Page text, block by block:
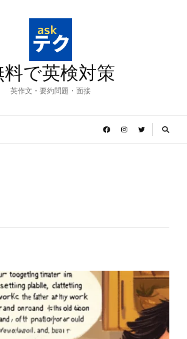
料で英検対策
英作文・要約問題・面接